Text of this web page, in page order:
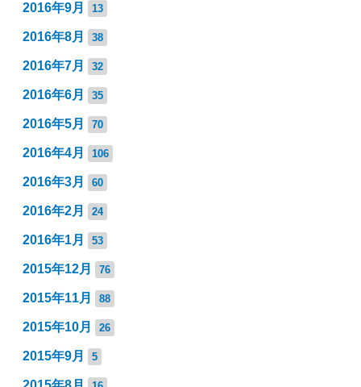
2016年9月 13
2016年8月 38
2016年7月 32
2016年6月 35
2016年5月 70
2016年4月 106
2016年3月 60
2016年2月 24
2016年1月 53
2015年12月 76
2015年11月 88
2015年10月 26
2015年9月 5